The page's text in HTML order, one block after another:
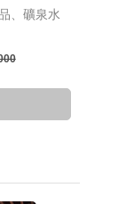
、礦泉水